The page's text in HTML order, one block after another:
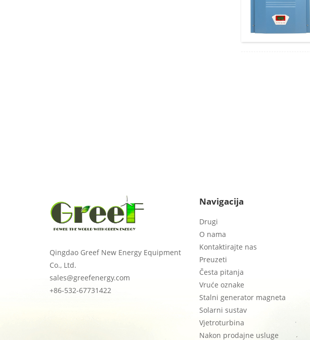
Qingdao Greef New Energy Equipment
Co., Ltd.
sales@greefenergy.com
+86-532-67731422
Navigacija
Drugi
O nama
Kontaktirajte nas
Preuzeti
Česta pitanja
Vruće oznake
Stalni generator magneta
Solarni sustav
Vjetroturbina
Nakon prodajne usluge